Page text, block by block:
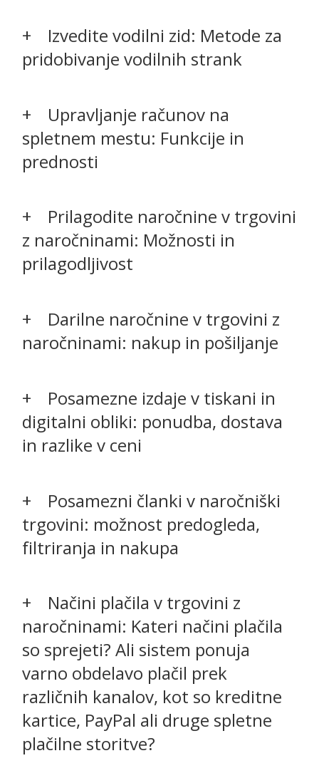
Izvedite vodilni zid: Metode za
pridobivanje vodilnih strank
Upravljanje računov na
spletnem mestu: Funkcije in
prednosti
Prilagodite naročnine v trgovini
z naročninami: Možnosti in
prilagodljivost
Darilne naročnine v trgovini z
naročninami: nakup in pošiljanje
Posamezne izdaje v tiskani in
digitalni obliki: ponudba, dostava
in razlike v ceni
Posamezni članki v naročniški
trgovini: možnost predogleda,
filtriranja in nakupa
Načini plačila v trgovini z
naročninami: Kateri načini plačila
so sprejeti? Ali sistem ponuja
varno obdelavo plačil prek
različnih kanalov, kot so kreditne
kartice, PayPal ali druge spletne
plačilne storitve?